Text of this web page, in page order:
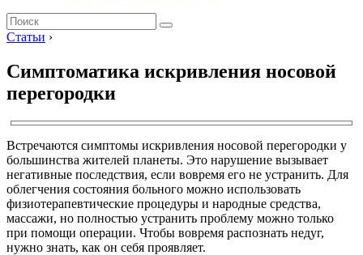
Статьи ›
Симптоматика искривления носовой
перегородки
Встречаются симптомы искривления носовой перегородки у
большинства жителей планеты. Это нарушение вызывает
негативные последствия, если вовремя его не устранить. Для
облегчения состояния больного можно использовать
физиотерапевтические процедуры и народные средства,
массажи, но полностью устранить проблему можно только
при помощи операции. Чтобы вовремя распознать недуг,
нужно знать, как он себя проявляет.